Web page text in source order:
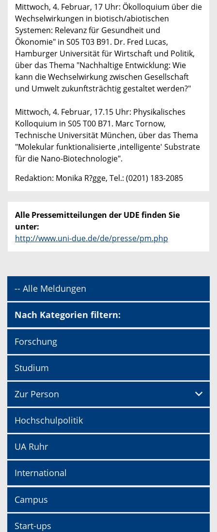
Mittwoch, 4. Februar, 17 Uhr: Ökolloquium über die
Wechselwirkungen in biotisch/abiotischen
Systemen: Relevanz für Gesundheit und
Ökonomie" in S05 T03 B91. Dr. Fred Lucas,
Hamburger Universität für Wirtschaft und Politik,
über das Thema "Nachhaltige Entwicklung: Wie
kann die Wechselwirkung zwischen Gesellschaft
und Umwelt zukunftsträchtig gestaltet werden?"
Mittwoch, 4. Februar, 17.15 Uhr: Physikalisches
Kolloquium in S05 T00 B71. Marc Tornow,
Technische Universität München, über das Thema
"Molekular funktionalisierte ,intelligente' Substrate
für die Nano-Biotechnologie".
Redaktion: Monika R?gge, Tel.: (0201) 183-2085
Alle Pressemitteilungen der UDE finden Sie
unter:
http://www.uni-due.de/de/presse/pm.php
-- Alle Meldungen
Nach Kategorien filtern:
Forschung
Studium
Zur Person
Hochschulpolitik
UA Ruhr
International
Campus
Start-ups